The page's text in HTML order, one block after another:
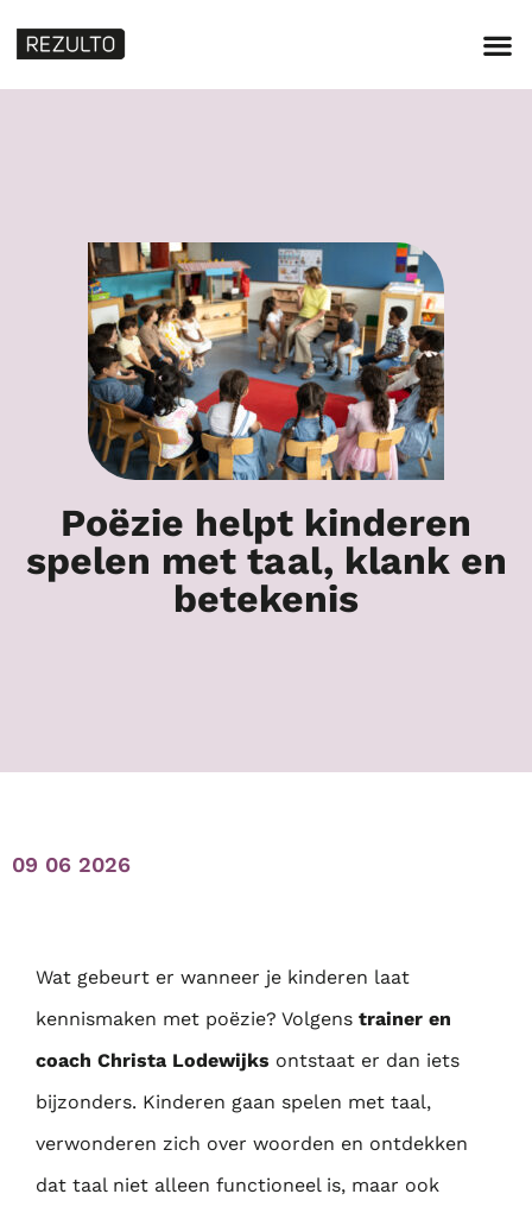
Poëzie helpt kinderen
spelen met taal, klank en
betekenis
09 06 2026
Wat gebeurt er wanneer je kinderen laat
kennismaken met poëzie? Volgens trainer en
coach Christa Lodewijks ontstaat er dan iets
bijzonders. Kinderen gaan spelen met taal,
verwonderen zich over woorden en ontdekken
dat taal niet alleen functioneel is, maar ook